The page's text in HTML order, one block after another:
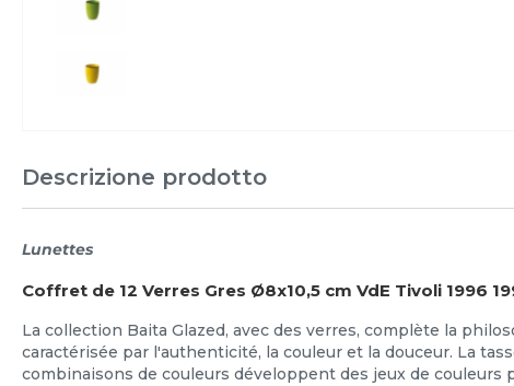
Descrizione prodotto
Lunettes
Coffret de 12 Verres Gres Ø8x10,5 cm VdE Tivoli 1996
La collection Baita Glazed, avec des verres, complète la
caractérisée par l'authenticité, la couleur et la douceur. La
combinaisons de couleurs développent des jeux de couleurs